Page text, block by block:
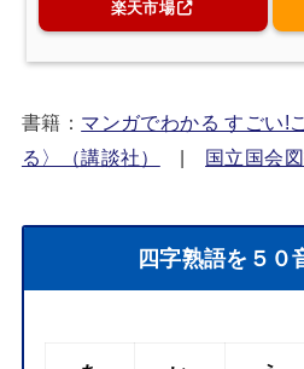
楽天市場
書籍： マンガでわかる すごい!
る〉（講談社）
| 国立国会
四字熟語を５０